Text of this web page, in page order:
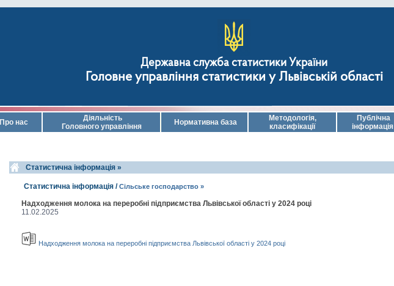
Державна служба статистики України
Головне управління статистики у Львівській області
Про нас
Діяльність
Головного управління
Нормативна база
Методологія,
класифікації
Публічна
інформація
Cтатистична інформація »
Cтатистична інформація /Сільське господарство »
Надходження молока на переробні підприємства Львівської області у 2024 році
11.02.2025
Надходження молока на переробні підприємства Львівської області у 2024 році